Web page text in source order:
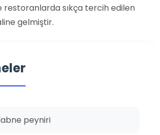
restoranlarda sıkça tercih edilen
gelmiştir.
peyniri